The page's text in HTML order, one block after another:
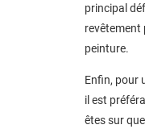
principal
revêtement
peinture.
Enfin, pour
il est
êtes sur